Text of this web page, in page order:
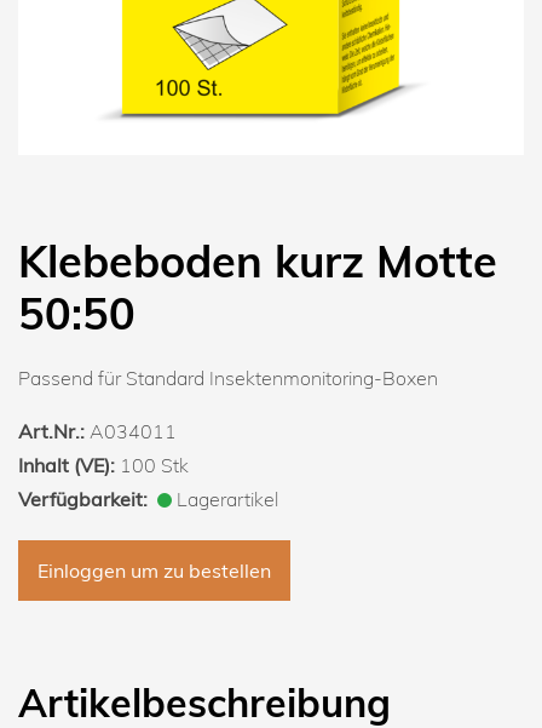
Klebeboden kurz Motte
50:50
Passend für Standard Insektenmonitoring-Boxen
Art.Nr.: A034011
Inhalt (VE): 100 Stk
Verfügbarkeit:
Lagerartikel
Einloggen um zu bestellen
Artikelbeschreibung